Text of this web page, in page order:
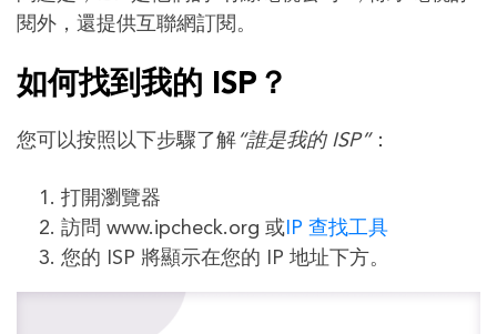
閱外，還提供互聯網訂閱。
如何找到我的 ISP？
您可以按照以下步驟了解 “誰是我的 ISP”：
打開瀏覽器
訪問 www.ipcheck.org 或 IP 查找工具
您的 ISP 將顯示在您的 IP 地址下方。